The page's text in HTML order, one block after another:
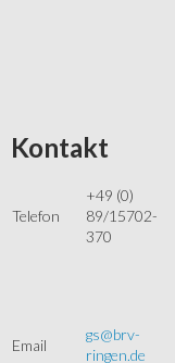
Kontakt
Telefon
+49 (0)
89/15702-
370
Email
gs@brv-
ringen.de